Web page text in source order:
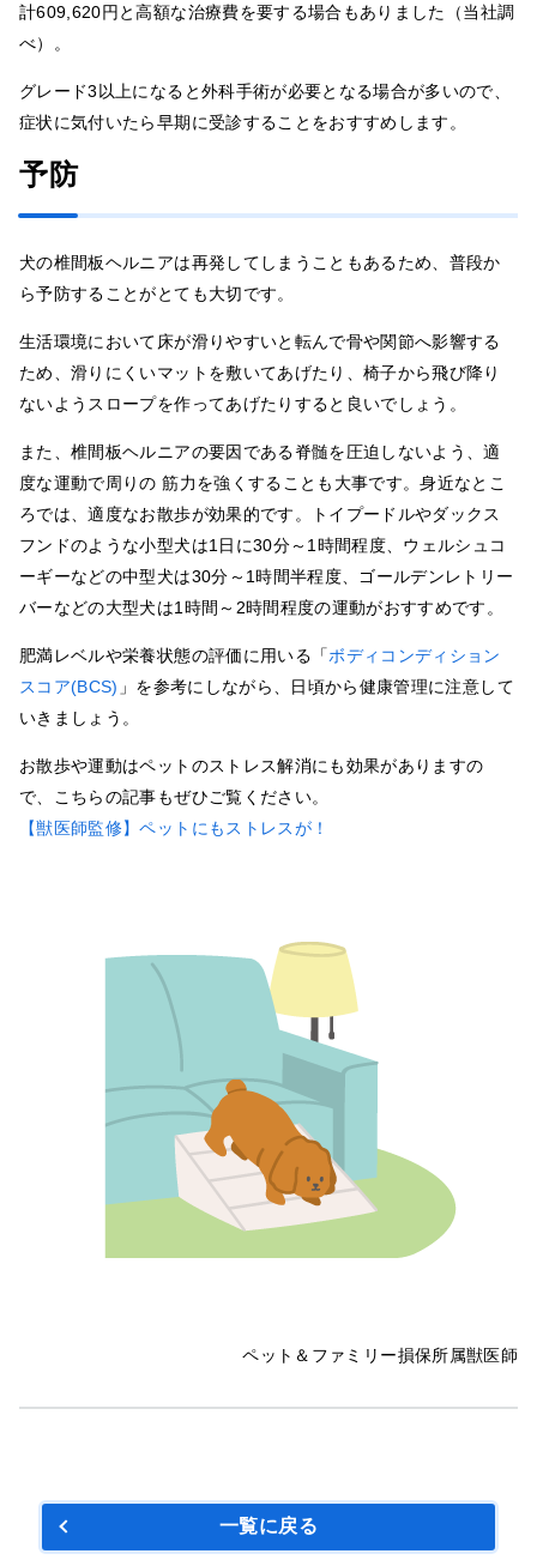
計609,620円と高額な治療費を要する場合もありました（当社調
べ）。
グレード3以上になると外科手術が必要となる場合が多いので、
症状に気付いたら早期に受診することをおすすめします。
予防
犬の椎間板ヘルニアは再発してしまうこともあるため、普段か
ら予防することがとても大切です。
生活環境において床が滑りやすいと転んで骨や関節へ影響する
ため、滑りにくいマットを敷いてあげたり、椅子から飛び降り
ないようスロープを作ってあげたりすると良いでしょう。
また、椎間板ヘルニアの要因である脊髄を圧迫しないよう、適
度な運動で周りの 筋力を強くすることも大事です。身近なとこ
ろでは、適度なお散歩が効果的です。トイプードルやダックス
フンドのような小型犬は1日に30分～1時間程度、ウェルシュコ
ーギーなどの中型犬は30分～1時間半程度、ゴールデンレトリー
バーなどの大型犬は1時間～2時間程度の運動がおすすめです。
肥満レベルや栄養状態の評価に用いる「ボディコンディション
スコア(BCS) 」を参考にしながら、日頃から健康管理に注意して
いきましょう。
お散歩や運動はペットのストレス解消にも効果がありますの
で、こちらの記事もぜひご覧ください。
【獣医師監修】ペットにもストレスが！
ペット＆ファミリー損保所属獣医師
一覧に戻る